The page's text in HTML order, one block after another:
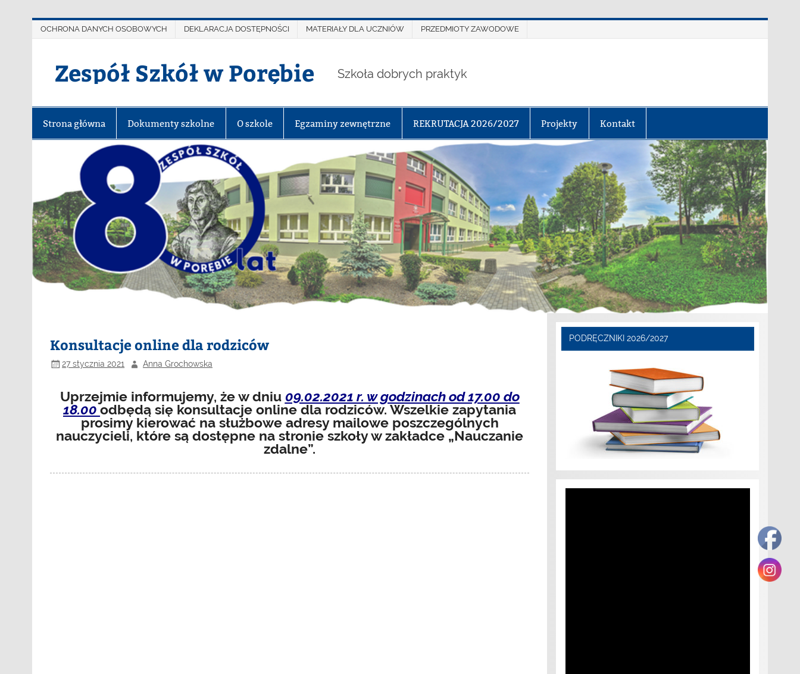
OCHRONA DANYCH OSOBOWYCH DEKLARACJA DOSTĘPNOŚCI MATERIAŁY DLA UCZNIÓW PRZEDMIOTY ZAWODOWE
Zespół Szkół w Porębie Szkoła dobrych praktyk
Strona główna Dokumenty szkolne O szkole Egzaminy zewnętrzne REKRUTACJA 2026/2027 Projekty Kontakt
Konsultacje online dla rodziców
27 stycznia 2021 Anna Grochowska
Uprzejmie informujemy, że w dniu 09.02.2021 r. w godzinach od 17.00 do
18.00odbędą się konsultacje online dla rodziców. Wszelkie zapytania
prosimy kierować na służbowe adresy mailowe poszczególnych
nauczycieli, które są dostępne na stronie szkoły w zakładce „Nauczanie
zdalne”.
PODRĘCZNIKI 2026/2027